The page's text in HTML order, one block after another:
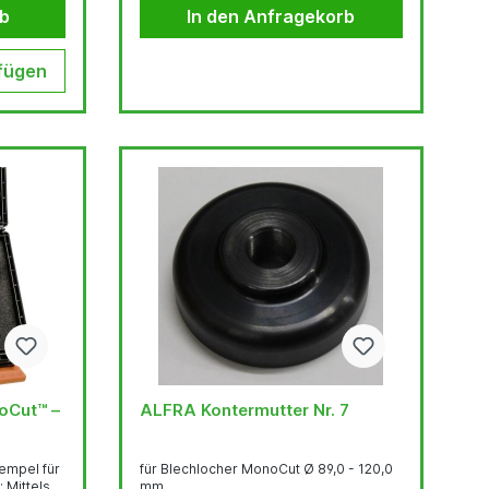
1.000
(Bitte
In den Anfragekorb
–
für
ALFRA Kontermutter Nr. 7
für Blechlocher MonoCut Ø 89,0 - 120,0